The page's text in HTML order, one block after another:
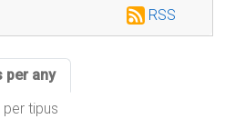
RSS
per any
tipus